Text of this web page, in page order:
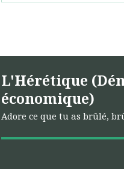
L'Hérétique
économique)
Adore ce que tu as brûlé,